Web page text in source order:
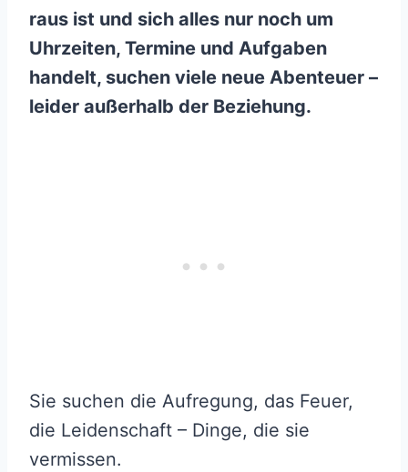
raus ist und sich alles nur noch um
Uhrzeiten, Termine und Aufgaben
handelt, suchen viele neue Abenteuer –
leider außerhalb der Beziehung.
Sie suchen die Aufregung, das Feuer,
die Leidenschaft – Dinge, die sie
vermissen.